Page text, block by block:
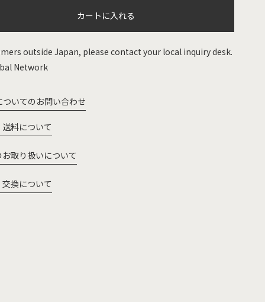
カートに入れる
outside Japan, please contact your local inquiry desk.
Network
ついてのお問い合わせ
料について
お取り扱いについて
換について